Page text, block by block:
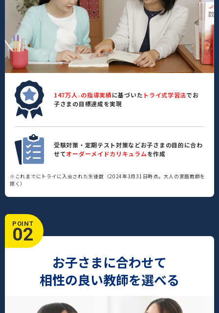
147万人 ※ の指導実績に基づいた トライ式学習法でお
子さまの目標達成を実現
受験対策・定期テスト対策などお子さまの目的に合わ
せてオーダーメイドカリキュラムを作成
※これまでにトライに入会された生徒数（2024年3月31日時点。大人の家庭教師を
除く）
POINT
02
お子さまに合わせて
相性の良い教師を選べる